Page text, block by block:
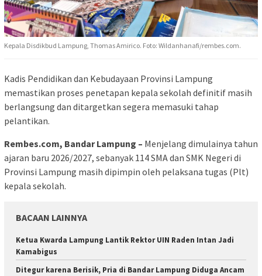
Kepala Disdikbud Lampung, Thomas Amirico. Foto: Wildanhanafi/rembes.com.
Kadis Pendidikan dan Kebudayaan Provinsi Lampung
memastikan proses penetapan kepala sekolah definitif masih
berlangsung dan ditargetkan segera memasuki tahap
pelantikan.
Rembes.com, Bandar Lampung – Menjelang dimulainya tahun
ajaran baru 2026/2027, sebanyak 114 SMA dan SMK Negeri di
Provinsi Lampung masih dipimpin oleh pelaksana tugas (Plt)
kepala sekolah.
BACAAN LAINNYA
Ketua Kwarda Lampung Lantik Rektor UIN Raden Intan Jadi
Kamabigus
Ditegur karena Berisik, Pria di Bandar Lampung Diduga Ancam